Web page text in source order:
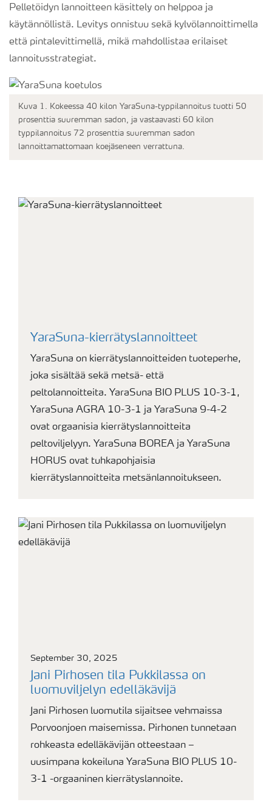
Pelletöidyn lannoitteen käsittely on helppoa ja
käytännöllistä. Levitys onnistuu sekä kylvölannoittimella
että pintalevittimellä, mikä mahdollistaa erilaiset
lannoitusstrategiat.
Kuva 1. Kokeessa 40 kilon YaraSuna-typpilannoitus tuotti 50
prosenttia suuremman sadon, ja vastaavasti 60 kilon
typpilannoitus 72 prosenttia suuremman sadon
lannoittamattomaan koejäseneen verrattuna.
YaraSuna-kierrätyslannoitteet
YaraSuna on kierrätyslannoitteiden tuoteperhe,
joka sisältää sekä metsä- että
peltolannoitteita. YaraSuna BIO PLUS 10-3-1,
YaraSuna AGRA 10-3-1 ja YaraSuna 9-4-2
ovat orgaanisia kierrätyslannoitteita
peltoviljelyyn. YaraSuna BOREA ja YaraSuna
HORUS ovat tuhkapohjaisia
kierrätyslannoitteita metsänlannoitukseen.
September 30, 2025
Jani Pirhosen tila Pukkilassa on
luomuviljelyn edelläkävijä
Jani Pirhosen luomutila sijaitsee vehmaissa
Porvoonjoen maisemissa. Pirhonen tunnetaan
rohkeasta edelläkävijän otteestaan –
uusimpana kokeiluna YaraSuna BIO PLUS 10-
3-1 -orgaaninen kierrätyslannoite.